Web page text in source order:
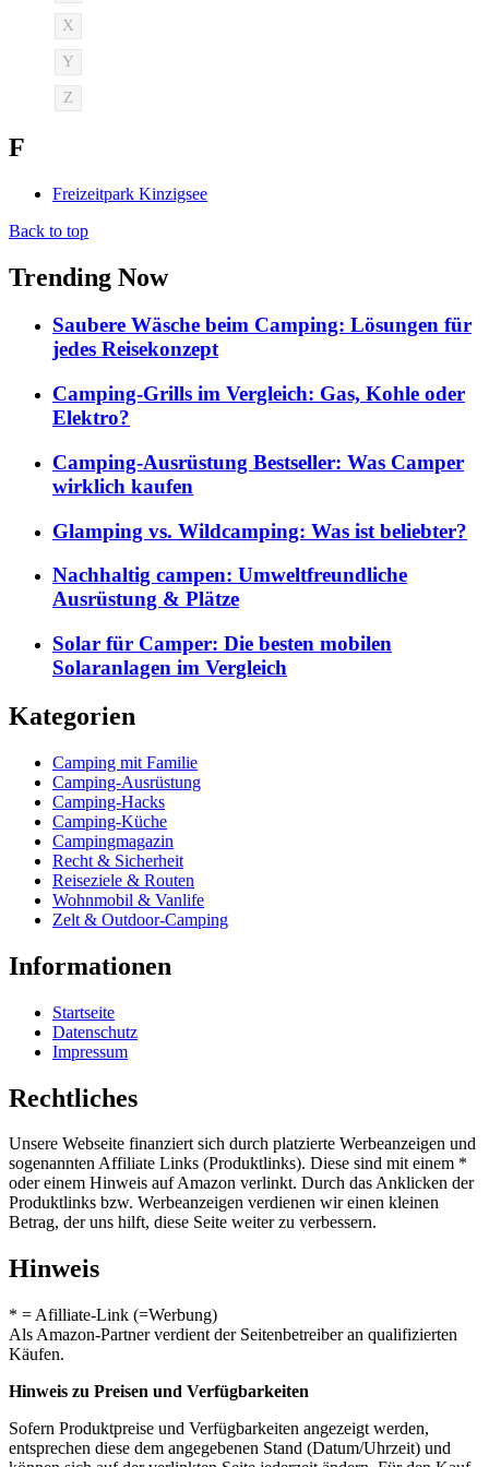
X
Y
Z
F
Freizeitpark Kinzigsee
Back to top
Trending Now
Saubere Wäsche beim Camping: Lösungen für
jedes Reisekonzept
Camping-Grills im Vergleich: Gas, Kohle oder
Elektro?
Camping-Ausrüstung Bestseller: Was Camper
wirklich kaufen
Glamping vs. Wildcamping: Was ist beliebter?
Nachhaltig campen: Umweltfreundliche
Ausrüstung & Plätze
Solar für Camper: Die besten mobilen
Solaranlagen im Vergleich
Kategorien
Camping mit Familie
Camping-Ausrüstung
Camping-Hacks
Camping-Küche
Campingmagazin
Recht & Sicherheit
Reiseziele & Routen
Wohnmobil & Vanlife
Zelt & Outdoor-Camping
Informationen
Startseite
Datenschutz
Impressum
Rechtliches
Unsere Webseite finanziert sich durch platzierte Werbeanzeigen und
sogenannten Affiliate Links (Produktlinks). Diese sind mit einem *
oder einem Hinweis auf Amazon verlinkt. Durch das Anklicken der
Produktlinks bzw. Werbeanzeigen verdienen wir einen kleinen
Betrag, der uns hilft, diese Seite weiter zu verbessern.
Hinweis
* = Afilliate-Link (=Werbung)
Als Amazon-Partner verdient der Seitenbetreiber an qualifizierten
Käufen.
Hinweis zu Preisen und Verfügbarkeiten
Sofern Produktpreise und Verfügbarkeiten angezeigt werden,
entsprechen diese dem angegebenen Stand (Datum/Uhrzeit) und